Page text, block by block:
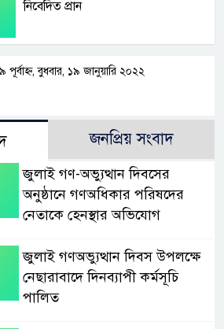
নিবেদিত প্রান
বুধবার, ১৯ জানুয়ারি ২০২২
জনপ্রিয় সংবাদ
জুলাই গণ-অভ্যুত্থান দিবসের
অনুষ্ঠানে গণঅধিকার পরিষদের
নেতাকে হেনস্থার অভিযোগ
জুলাই গণঅভ্যুত্থান দিবস উপলক্ষে
নেছারাবাদে দিনব্যাপী কর্মসূচি
পালিত